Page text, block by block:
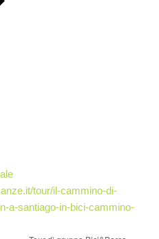
tour/il-cammino-di-
a-santiago-in-bici-cammino-